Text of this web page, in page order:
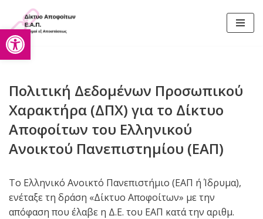
Ανοίξτε τη γραμμή
Μεταπηδήστε
στο
περιεχόμενο
Πολιτική Δεδομένων Προσωπικού
Χαρακτήρα (ΔΠΧ) για το Δίκτυο
Αποφοίτων του Ελληνικού
Ανοικτού Πανεπιστημίου (ΕΑΠ)
Tο Ελληνικό Ανοικτό Πανεπιστήμιο (ΕΑΠ ή Ίδρυμα),
ενέταξε τη δράση «Δίκτυο Αποφοίτων» με την
απόφαση που έλαβε η Δ.Ε. του ΕΑΠ κατά την αριθμ.